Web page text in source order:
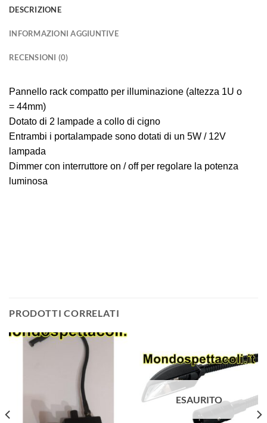
DESCRIZIONE
INFORMAZIONI AGGIUNTIVE
RECENSIONI (0)
Pannello rack compatto per illuminazione (altezza 1U o
= 44mm)
Dotato di 2 lampade a collo di cigno
Entrambi i portalampade sono dotati di un 5W / 12V
lampada
Dimmer con interruttore on / off per regolare la potenza
luminosa
PRODOTTI CORRELATI
ESAURITO